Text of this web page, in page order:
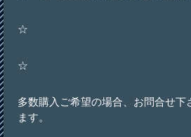
☆
☆
多数購入ご希望の場合、お問合せ下
ます。